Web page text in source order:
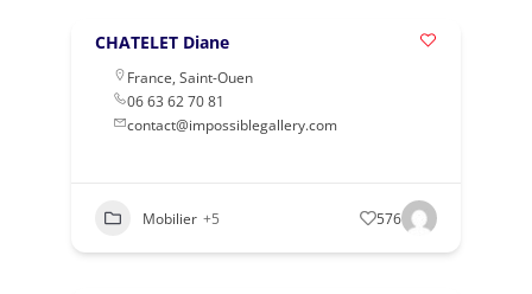
CHATELET Diane
France, Saint-Ouen
06 63 62 70 81
contact@impossiblegallery.com
Mobilier +5 576